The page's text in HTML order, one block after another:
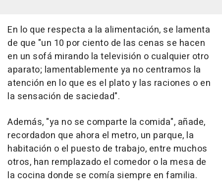
En lo que respecta a la alimentación, se lamenta
de que "un 10 por ciento de las cenas se hacen
en un sofá mirando la televisión o cualquier otro
aparato; lamentablemente ya no centramos la
atención en lo que es el plato y las raciones o en
la sensación de saciedad".
Además, "ya no se comparte la comida", añade,
recordadon que ahora el metro, un parque, la
habitación o el puesto de trabajo, entre muchos
otros, han remplazado el comedor o la mesa de
la cocina donde se comía siempre en familia.